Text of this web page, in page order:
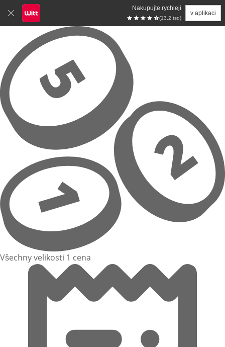
Nakupujte rychleji
(13.2 tsd)
v aplikaci
Přeskočit na hlavní obsah
Všechny velikosti 1 cena